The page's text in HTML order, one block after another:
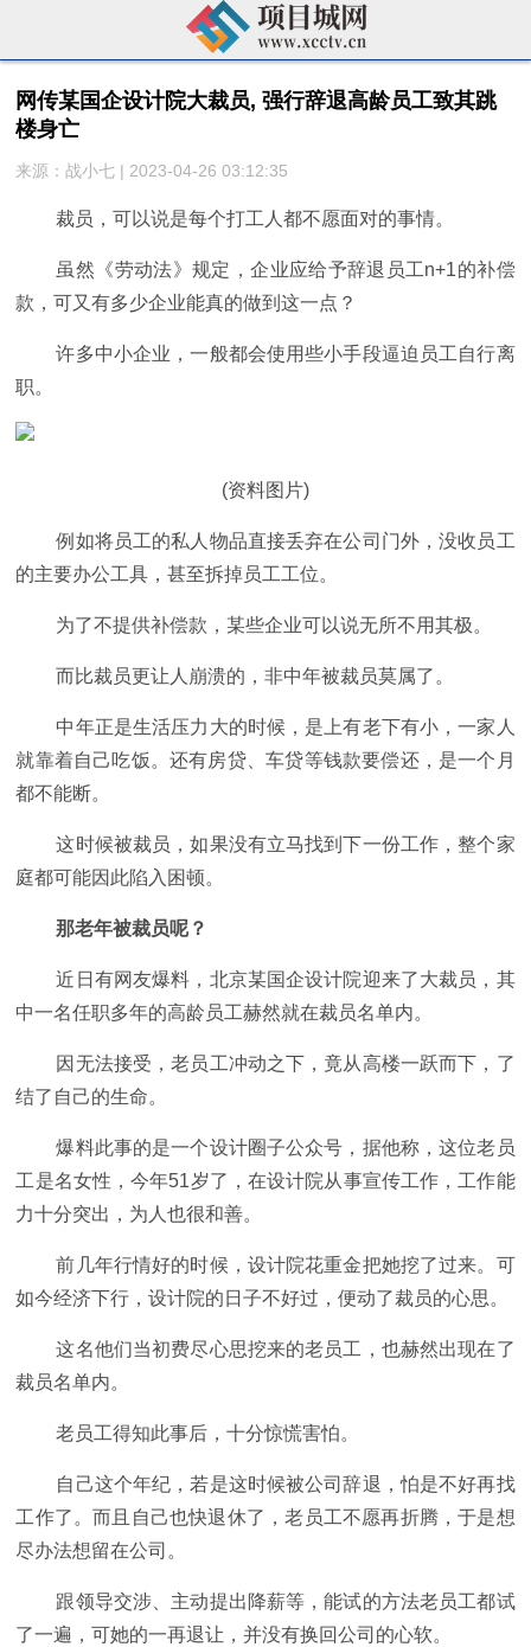
网传某国企设计院大裁员, 强行辞退高龄员工致其跳
楼身亡
来源：战小七 | 2023-04-26 03:12:35
裁员，可以说是每个打工人都不愿面对的事情。
虽然《劳动法》规定，企业应给予辞退员工n+1的补偿
款，可又有多少企业能真的做到这一点？
许多中小企业，一般都会使用些小手段逼迫员工自行离
职。
(资料图片)
例如将员工的私人物品直接丢弃在公司门外，没收员工
的主要办公工具，甚至拆掉员工工位。
为了不提供补偿款，某些企业可以说无所不用其极。
而比裁员更让人崩溃的，非中年被裁员莫属了。
中年正是生活压力大的时候，是上有老下有小，一家人
就靠着自己吃饭。还有房贷、车贷等钱款要偿还，是一个月
都不能断。
这时候被裁员，如果没有立马找到下一份工作，整个家
庭都可能因此陷入困顿。
那老年被裁员呢？
近日有网友爆料，北京某国企设计院迎来了大裁员，其
中一名任职多年的高龄员工赫然就在裁员名单内。
因无法接受，老员工冲动之下，竟从高楼一跃而下，了
结了自己的生命。
爆料此事的是一个设计圈子公众号，据他称，这位老员
工是名女性，今年51岁了，在设计院从事宣传工作，工作能
力十分突出，为人也很和善。
前几年行情好的时候，设计院花重金把她挖了过来。可
如今经济下行，设计院的日子不好过，便动了裁员的心思。
这名他们当初费尽心思挖来的老员工，也赫然出现在了
裁员名单内。
老员工得知此事后，十分惊慌害怕。
自己这个年纪，若是这时候被公司辞退，怕是不好再找
工作了。而且自己也快退休了，老员工不愿再折腾，于是想
尽办法想留在公司。
跟领导交涉、主动提出降薪等，能试的方法老员工都试
了一遍，可她的一再退让，并没有换回公司的心软。